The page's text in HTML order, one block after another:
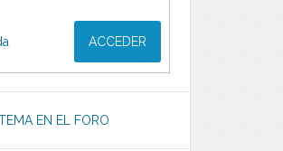
ACCEDER
EN EL FORO